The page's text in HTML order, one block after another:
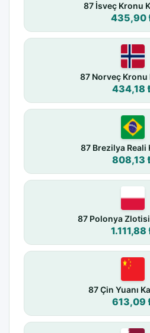
87 İsveç Kronu
435,90
87 Norveç Kronu
434,18
87 Brezilya Reali
808,13
87 Polonya
1.111,88
87 Çin Yuanı
613,09